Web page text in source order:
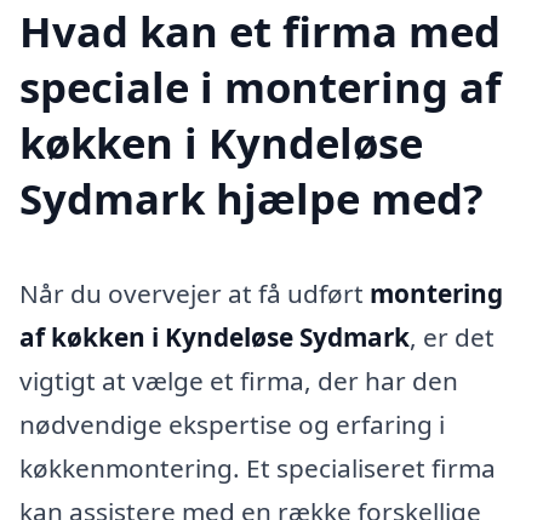
Hvad kan et firma med
speciale i montering af
køkken i Kyndeløse
Sydmark hjælpe med?
Når du overvejer at få udført montering
af køkken i Kyndeløse Sydmark, er det
vigtigt at vælge et firma, der har den
nødvendige ekspertise og erfaring i
køkkenmontering. Et specialiseret firma
kan assistere med en række forskellige